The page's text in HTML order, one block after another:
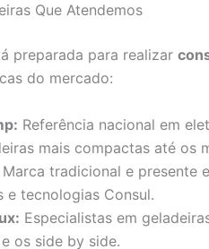
Que Atendemos
preparada para realizar
do mercado:
Referência nacional em
mais compactas até os
Marca tradicional e presente
e tecnologias Consul.
Especialistas em
os side by side.